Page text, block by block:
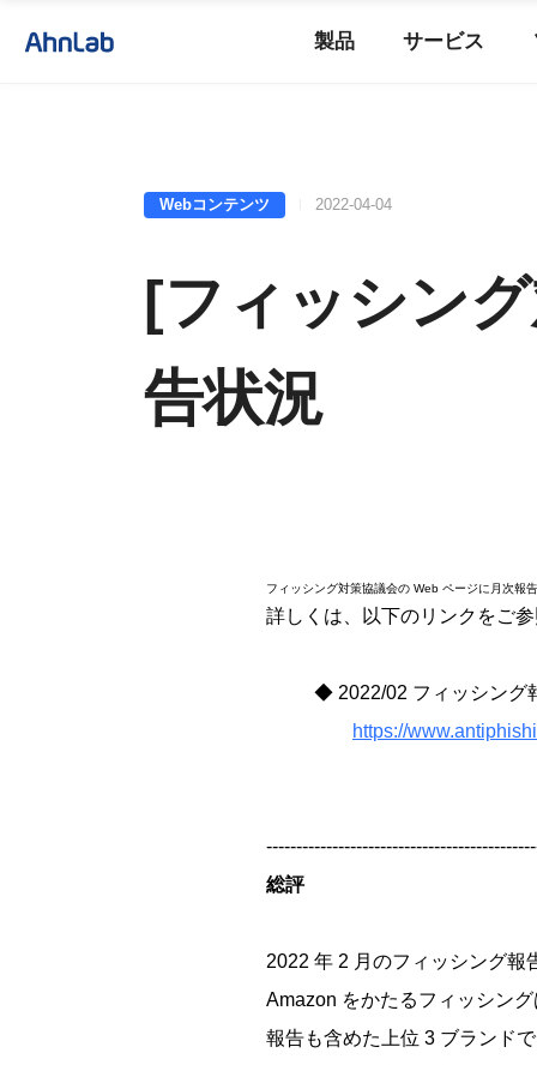
製品 サービス
Webコンテンツ 2022-04-04
[フィッシン
告状況
フィッシング対策協議会の Web ページに月次報
詳しくは、以下のリンクをご
◆ 2022/02 フィッシング
https://
総評
2022 年 2 月のフィッシング報
Amazon をかたるフィッシン
報告も含めた上位 3 ブランド